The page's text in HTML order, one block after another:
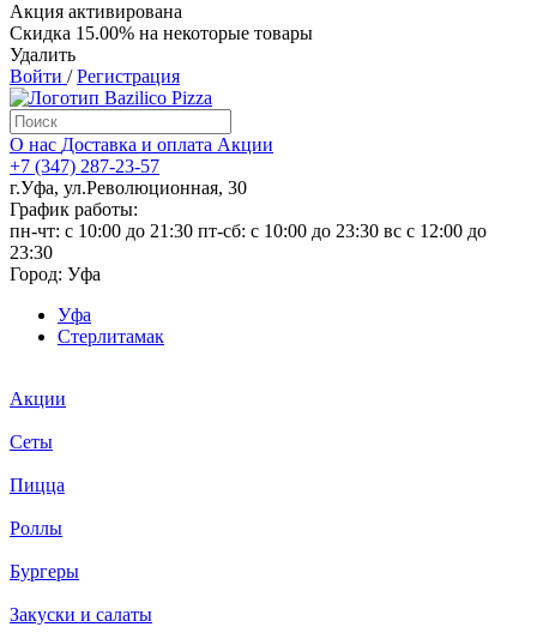
Акция активирована
Скидка 15.00% на некоторые товары
Удалить
Войти /Регистрация
О нас Доставка и оплата Акции
+7 (347) 287-23-57
г.Уфа, ул.Революционная, 30
График работы:
пн-чт: c 10:00 до 21:30 пт-сб: c 10:00 до 23:30 вс с 12:00 до
23:30
Город: Уфа
Уфа
Стерлитамак
Акции
Сеты
Пицца
Роллы
Бургеры
Закуски и салаты